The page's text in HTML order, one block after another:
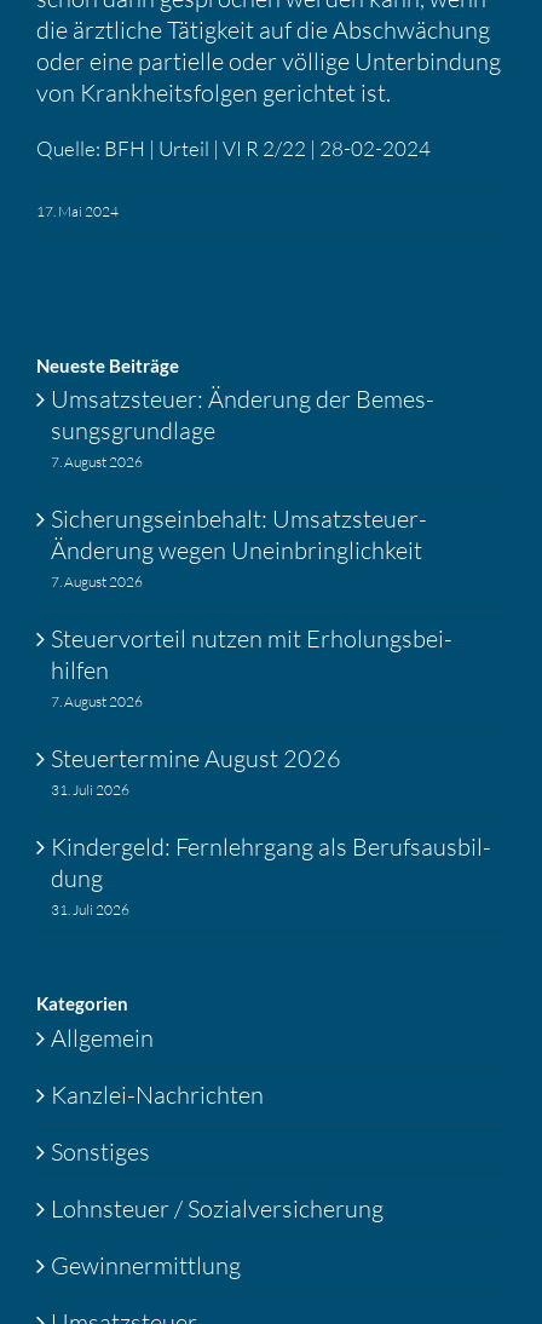
die ärztliche Tätig­keit auf die Abschwä­chung
oder eine parti­elle oder völlige Unter­bin­dung
von Krank­heits­folgen gerichtet ist.
Quelle: BFH | Urteil | VI R 2/22 | 28-02-2024
17. Mai 2024
Neueste Beiträge
Umsatz­steuer: Änderung der Bemes­
sungs­grund­lage
7. August 2026
Siche­rungs­ein­be­halt: Umsatz­steuer-
Änderung wegen Unein­bring­lich­keit
7. August 2026
Steuer­vor­teil nutzen mit Erholungs­bei­
hilfen
7. August 2026
Steuer­ter­mine August 2026
31. Juli 2026
Kinder­geld: Fernlehr­gang als Berufs­aus­bil­
dung
31. Juli 2026
Katego­rien
Allgemein
Kanzlei-Nachrichten
Sonstiges
Lohnsteuer / Sozialversicherung
Gewinnermittlung